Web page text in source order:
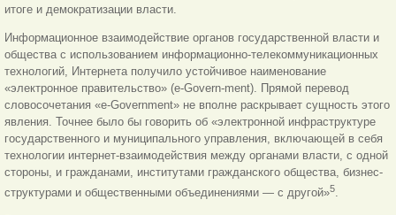
итоге и демократизации власти.
Информационное взаимодействие органов государственной власти и
общества с использованием информационно-телекоммуникационных
технологий, Интернета получило устойчивое наименование
«электронное правительство» (e-Govern-ment). Прямой перевод
словосочетания «e-Government» не вполне раскрывает сущность этого
явления. Точнее было бы говорить об «электронной инфраструктуре
государственного и муниципального управления, включающей в себя
технологии интернет-взаимодействия между органами власти, с одной
стороны, и гражданами, институтами гражданского общества, бизнес-
структурами и общественными объединениями — с другой»5.